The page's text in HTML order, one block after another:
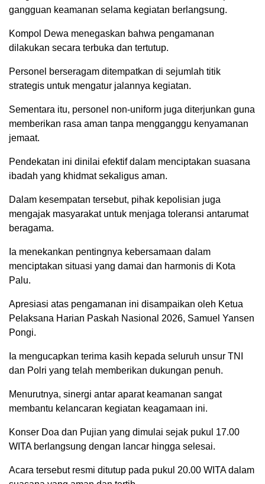
gangguan keamanan selama kegiatan berlangsung.
Kompol Dewa menegaskan bahwa pengamanan
dilakukan secara terbuka dan tertutup.
Personel berseragam ditempatkan di sejumlah titik
strategis untuk mengatur jalannya kegiatan.
Sementara itu, personel non-uniform juga diterjunkan guna
memberikan rasa aman tanpa mengganggu kenyamanan
jemaat.
Pendekatan ini dinilai efektif dalam menciptakan suasana
ibadah yang khidmat sekaligus aman.
Dalam kesempatan tersebut, pihak kepolisian juga
mengajak masyarakat untuk menjaga toleransi antarumat
beragama.
Ia menekankan pentingnya kebersamaan dalam
menciptakan situasi yang damai dan harmonis di Kota
Palu.
Apresiasi atas pengamanan ini disampaikan oleh Ketua
Pelaksana Harian Paskah Nasional 2026, Samuel Yansen
Pongi.
Ia mengucapkan terima kasih kepada seluruh unsur TNI
dan Polri yang telah memberikan dukungan penuh.
Menurutnya, sinergi antar aparat keamanan sangat
membantu kelancaran kegiatan keagamaan ini.
Konser Doa dan Pujian yang dimulai sejak pukul 17.00
WITA berlangsung dengan lancar hingga selesai.
Acara tersebut resmi ditutup pada pukul 20.00 WITA dalam